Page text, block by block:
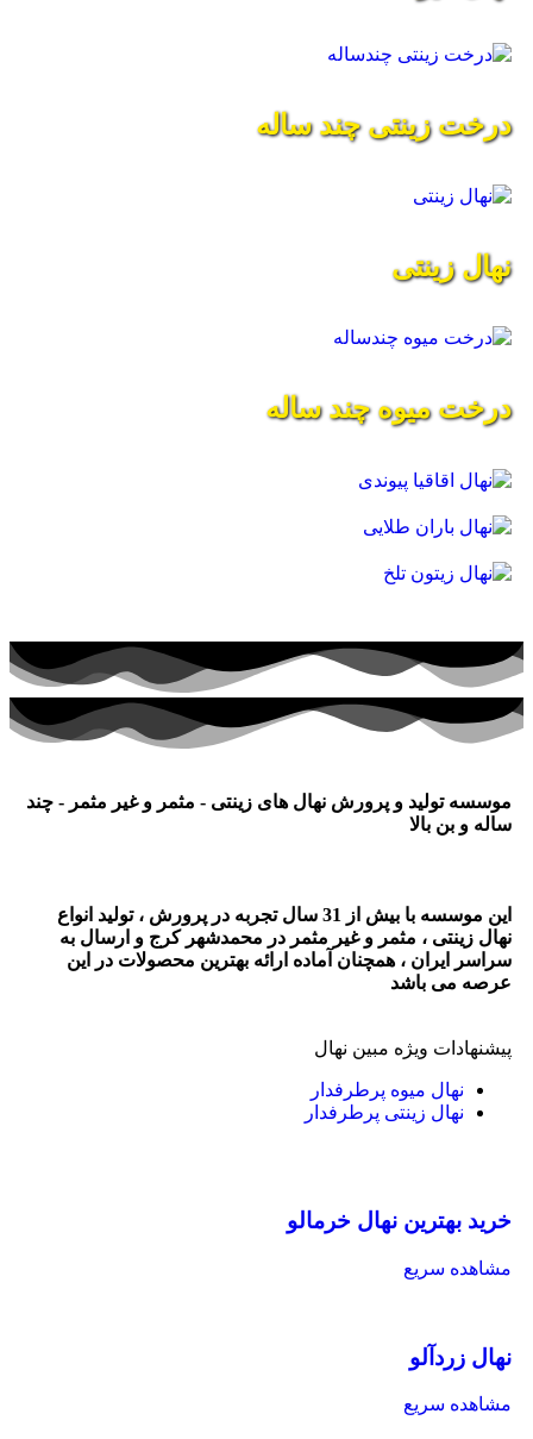
درخت زینتی چند ساله
نهال زینتی
درخت میوه چند ساله
موسسه تولید و پرورش نهال های زینتی - مثمر و غیر مثمر - چند
ساله و بن بالا
این موسسه با بیش از 31 سال تجربه در پرورش ، تولید انواع
نهال زینتی ، مثمر و غیر مثمر در محمدشهر کرج و ارسال به
سراسر ایران ، همچنان آماده ارائه بهترین محصولات در این
عرصه می باشد
پیشنهادات ویژه مبین نهال
نهال میوه پرطرفدار
نهال زینتی پرطرفدار
خرید بهترین نهال خرمالو
مشاهده سریع
نهال زردآلو
مشاهده سریع